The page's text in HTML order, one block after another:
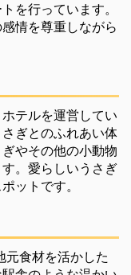
を行っています。
情を尊重しながら
テルを運営してい
ぎとのふれあい体
やその他の小動物
。愛らしいうさぎ
ットです。
元食材を活かした